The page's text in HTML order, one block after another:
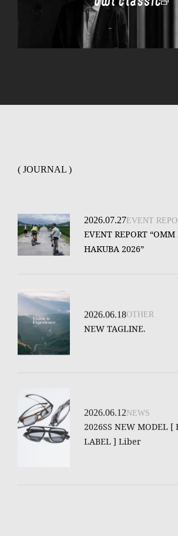
( JOURNAL )
2026.07.27EVENT
EVENT REPORT
HAKUBA 2026”
2026.06.18OTHER
NEW TAGLINE.
2026.06.12NEWS
2026SS NEW MODEL [
LABEL ] Liber